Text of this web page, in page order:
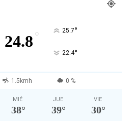
24.8 ° 25.7°
22.4°
1.5kmh 0 %
MIÉ
38°
JUE
39°
VIE
30°